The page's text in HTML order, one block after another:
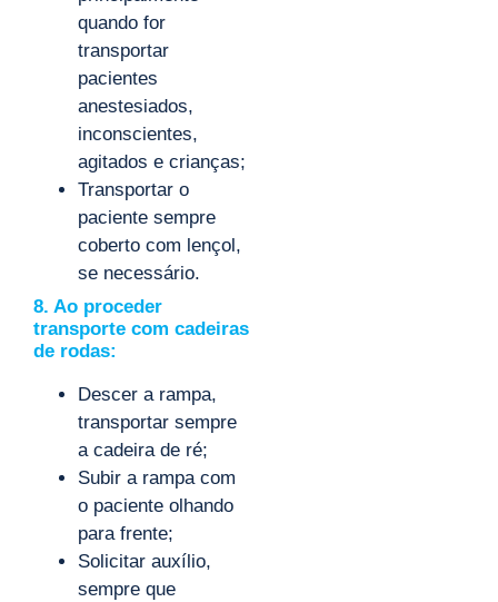
quando for
transportar
pacientes
anestesiados,
inconscientes,
agitados e crianças;
Transportar o
paciente sempre
coberto com lençol,
se necessário.
8. Ao proceder
transporte com cadeiras
de rodas:
Descer a rampa,
transportar sempre
a cadeira de ré;
Subir a rampa com
o paciente olhando
para frente;
Solicitar auxílio,
sempre que